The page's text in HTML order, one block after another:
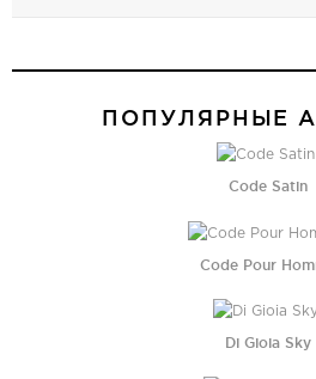
ПОПУЛЯРНЫЕ
Code Satin
Code Pour
Di Gioia Sky